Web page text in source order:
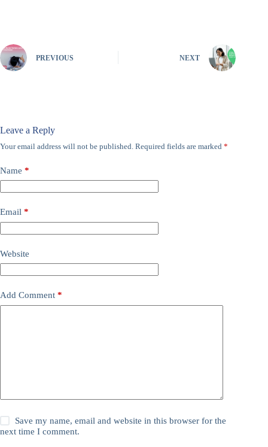
PREVIOUS NEXT
Leave a Reply
Your email address will not be published. Required fields are marked *
Name *
Email *
Website
Add Comment *
Save my name, email and website in this browser for the
next time I comment.